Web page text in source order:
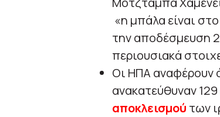
«η μπάλα είναι
την αποδέσμευση
περιουσιακά
Οι ΗΠΑ αναφέρουν
ανακατεύθυναν
αποκλεισμού των